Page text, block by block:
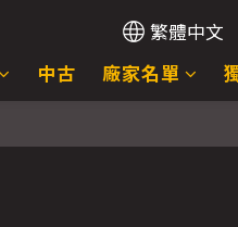
繁體中文
中古 廠家名單